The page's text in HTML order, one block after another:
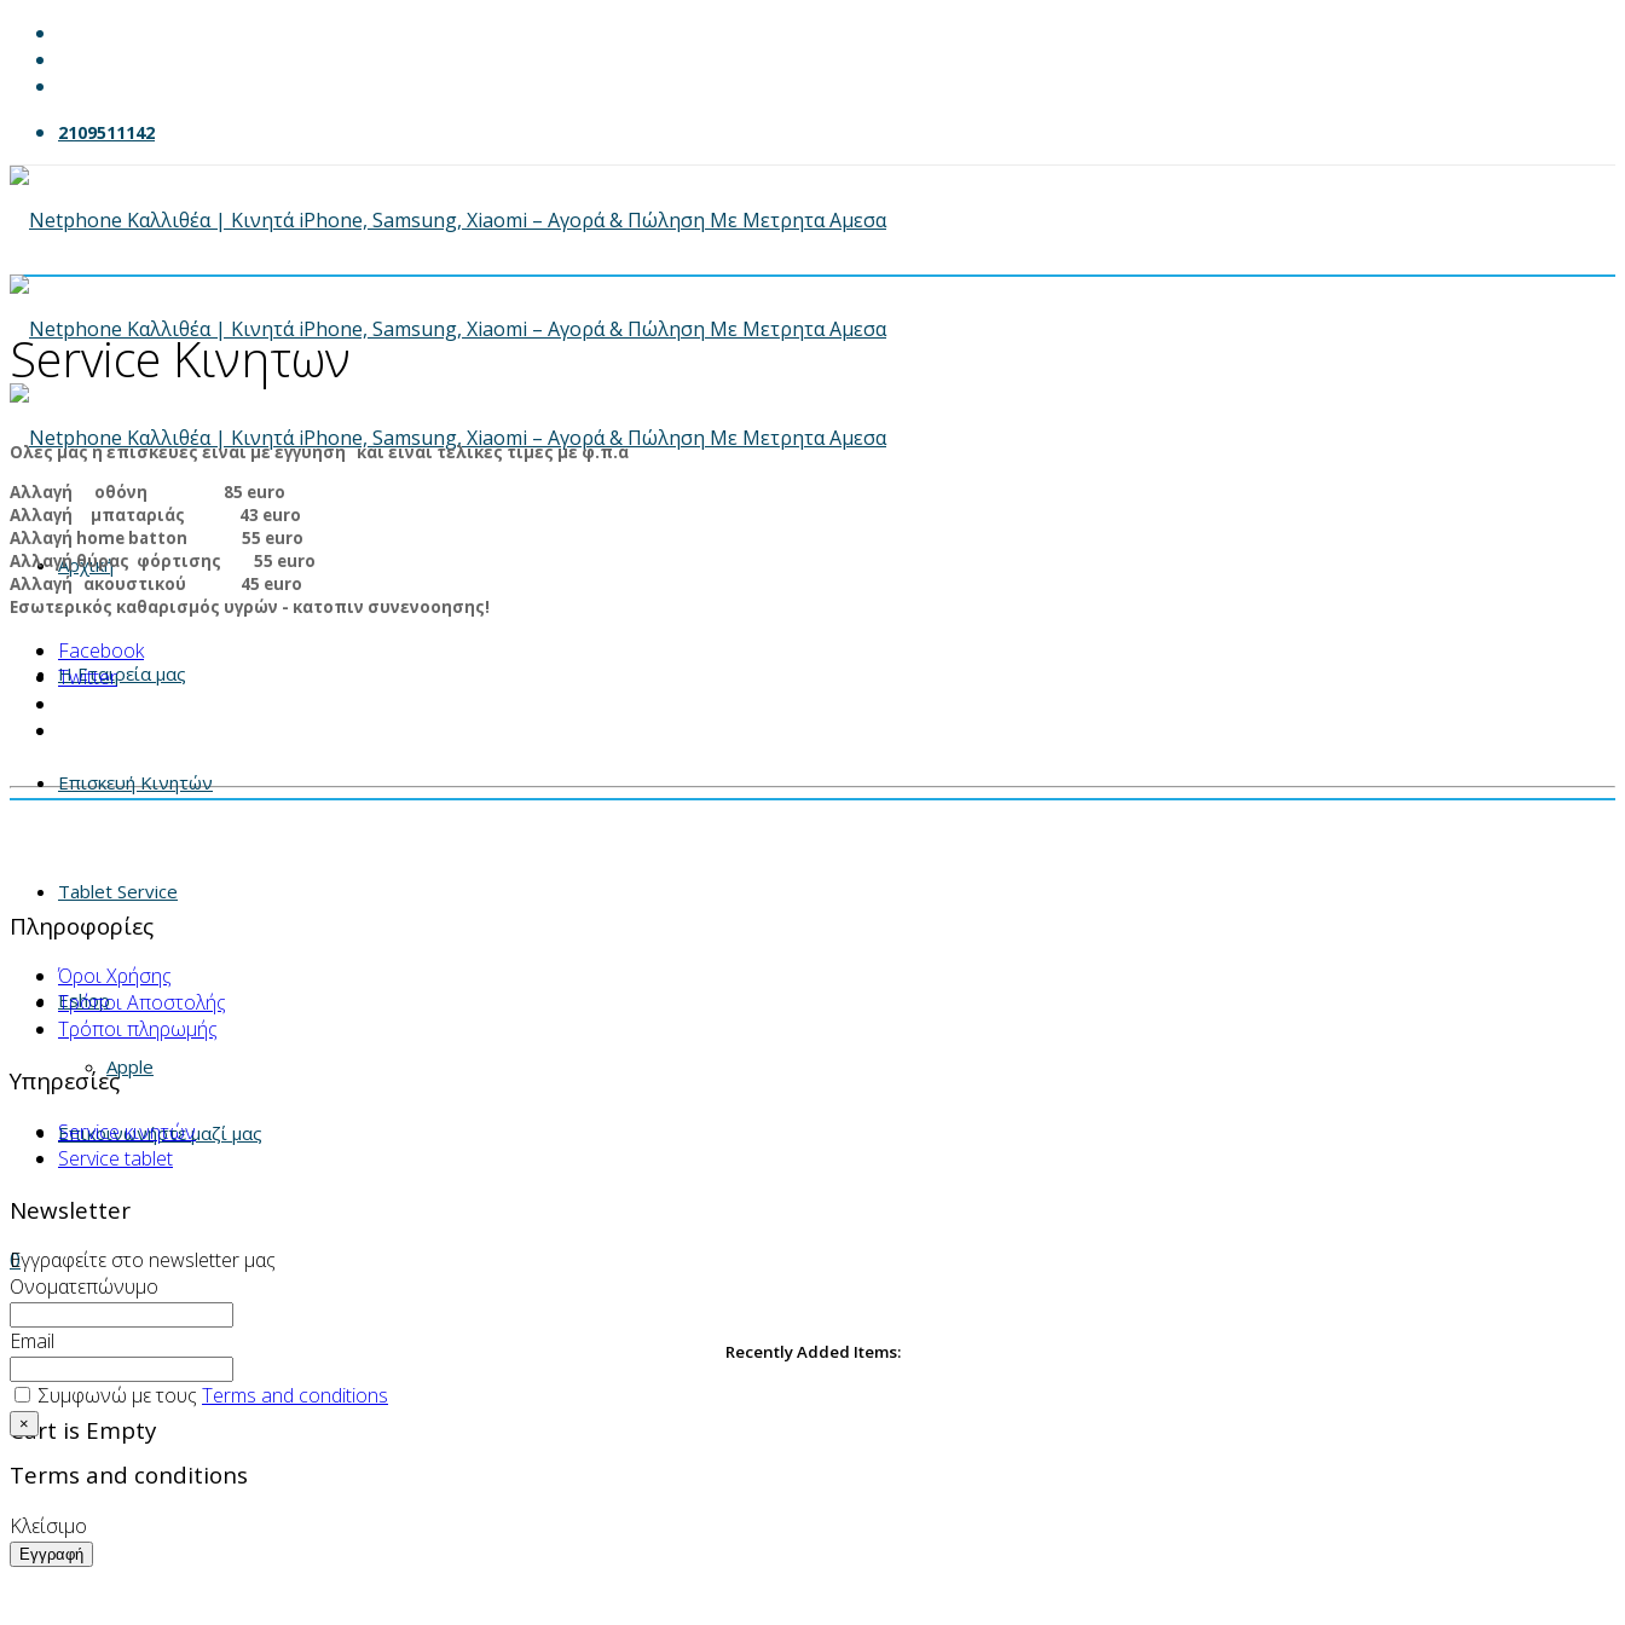
2109511142
Αρχική
Η Εταιρεία μας
Επισκευή Κινητών
Tablet Service
Eshop
Apple
Επικοινωνήστε μαζί μας
0
Recently Added Items:
Cart is Empty
Service Κινητων
Ολες μας η επισκευες ειναι με εγγυηση και ειναι τελικες τιμες με φ.π.α
Αλλαγή οθόνη 85 euro
Αλλαγή μπαταριάς 43 euro
Αλλαγή home batton 55 euro
Αλλαγή θύρας φόρτισης 55 euro
Αλλαγή ακουστικού 45 euro
Εσωτερικός καθαρισμός υγρών - κατοπιν συνενοοησης!
Facebook
Twitter
Πληροφορίες
Όροι Χρήσης
Τρόποι Αποστολής
Τρόποι πληρωμής
Υπηρεσίες
Service κινητών
Service tablet
Newsletter
Εγγραφείτε στο newsletter μας
Ονοματεπώνυμο
Email
Συμφωνώ με τους Terms and conditions
×
Terms and conditions
Κλείσιμο